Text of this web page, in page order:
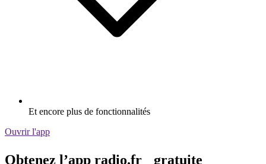
Et encore plus de fonctionnalités
Ouvrir l'app
Obtenez l’app radio.fr gratuite